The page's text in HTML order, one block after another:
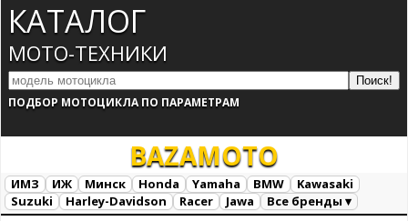
КАТАЛОГ
МОТО-ТЕХНИКИ
ПОДБОР МОТОЦИКЛА ПО ПАРАМЕТРАМ
BAZAMOTO
ИМЗ ИЖ Минск Honda Yamaha BMW
Kawasaki
Suzuki
Harley-Davidson Racer Jawa
Все бренды ▾